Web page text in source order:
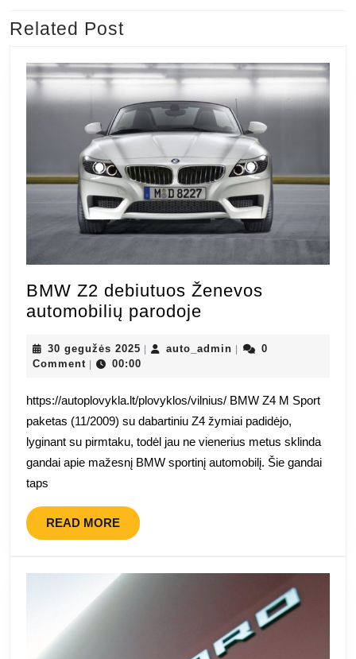
įrašų
Previous
Related Post
BMW Z2 debiutuos Ženevos
automobilių parodoje
debiutuos
automobilių
parodoje
30 gegužės 2025 30
gegužės
auto_admin auto_admin
0
Comment
00:00
https://autoplovykla.lt/plovyklos/vilnius/ BMW Z4 M Sport
paketas (11/2009) su dabartiniu Z4 žymiai padidėjo,
lyginant su pirmtaku, todėl jau ne vienerius metus sklinda
gandai apie mažesnį BMW sportinį automobilį. Šie gandai
taps
READ MOREREAD
MORE